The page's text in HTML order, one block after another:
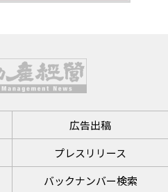
広告出稿
プレスリリース
バックナンバー検索